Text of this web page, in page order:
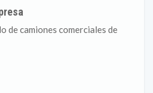
de camiones comerciales de